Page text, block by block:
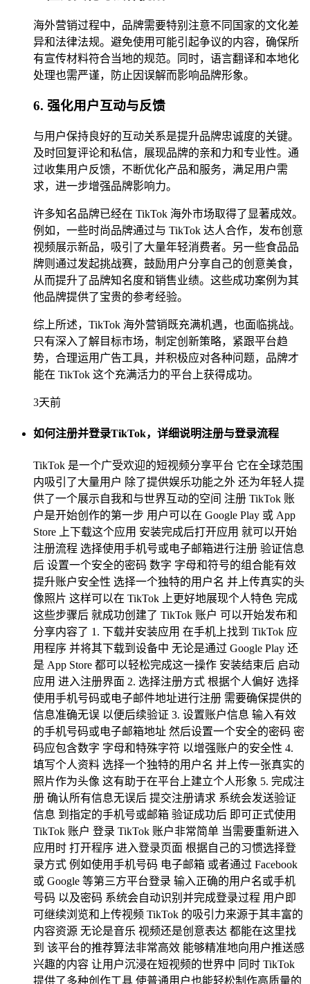
海外营销过程中，品牌需要特别注意不同国家的文化差
异和法律法规。避免使用可能引起争议的内容，确保所
有宣传材料符合当地的规范。同时，语言翻译和本地化
处理也需严谨，防止因误解而影响品牌形象。
6. 强化用户互动与反馈
与用户保持良好的互动关系是提升品牌忠诚度的关键。
及时回复评论和私信，展现品牌的亲和力和专业性。通
过收集用户反馈，不断优化产品和服务，满足用户需
求，进一步增强品牌影响力。
许多知名品牌已经在 TikTok 海外市场取得了显著成效。
例如，一些时尚品牌通过与 TikTok 达人合作，发布创意
视频展示新品，吸引了大量年轻消费者。另一些食品品
牌则通过发起挑战赛，鼓励用户分享自己的创意美食，
从而提升了品牌知名度和销售业绩。这些成功案例为其
他品牌提供了宝贵的参考经验。
综上所述，TikTok 海外营销既充满机遇，也面临挑战。
只有深入了解目标市场，制定创新策略，紧跟平台趋
势，合理运用广告工具，并积极应对各种问题，品牌才
能在 TikTok 这个充满活力的平台上获得成功。
3天前
如何注册并登录TikTok，详细说明注册与登录流程
TikTok 是一个广受欢迎的短视频分享平台 它在全球范围
内吸引了大量用户 除了提供娱乐功能之外 还为年轻人提
供了一个展示自我和与世界互动的空间 注册 TikTok 账
户是开始创作的第一步 用户可以在 Google Play 或 App
Store 上下载这个应用 安装完成后打开应用 就可以开始
注册流程 选择使用手机号或电子邮箱进行注册 验证信息
后 设置一个安全的密码 数字 字母和符号的组合能有效
提升账户安全性 选择一个独特的用户名 并上传真实的头
像照片 这样可以在 TikTok 上更好地展现个人特色 完成
这些步骤后 就成功创建了 TikTok 账户 可以开始发布和
分享内容了 1. 下载并安装应用 在手机上找到 TikTok 应
用程序 并将其下载到设备中 无论是通过 Google Play 还
是 App Store 都可以轻松完成这一操作 安装结束后 启动
应用 进入注册界面 2. 选择注册方式 根据个人偏好 选择
使用手机号码或电子邮件地址进行注册 需要确保提供的
信息准确无误 以便后续验证 3. 设置账户信息 输入有效
的手机号码或电子邮箱地址 然后设置一个安全的密码 密
码应包含数字 字母和特殊字符 以增强账户的安全性 4.
填写个人资料 选择一个独特的用户名 并上传一张真实的
照片作为头像 这有助于在平台上建立个人形象 5. 完成注
册 确认所有信息无误后 提交注册请求 系统会发送验证
信息 到指定的手机号或邮箱 验证成功后 即可正式使用
TikTok 账户 登录 TikTok 账户非常简单 当需要重新进入
应用时 打开程序 进入登录页面 根据自己的习惯选择登
录方式 例如使用手机号码 电子邮箱 或者通过 Facebook
或 Google 等第三方平台登录 输入正确的用户名或手机
号码 以及密码 系统会自动识别并完成登录过程 用户即
可继续浏览和上传视频 TikTok 的吸引力来源于其丰富的
内容资源 无论是音乐 视频还是创意表达 都能在这里找
到 该平台的推荐算法非常高效 能够精准地向用户推送感
兴趣的内容 让用户沉浸在短视频的世界中 同时 TikTok
提供了多种创作工具 使普通用户也能轻松制作高质量的